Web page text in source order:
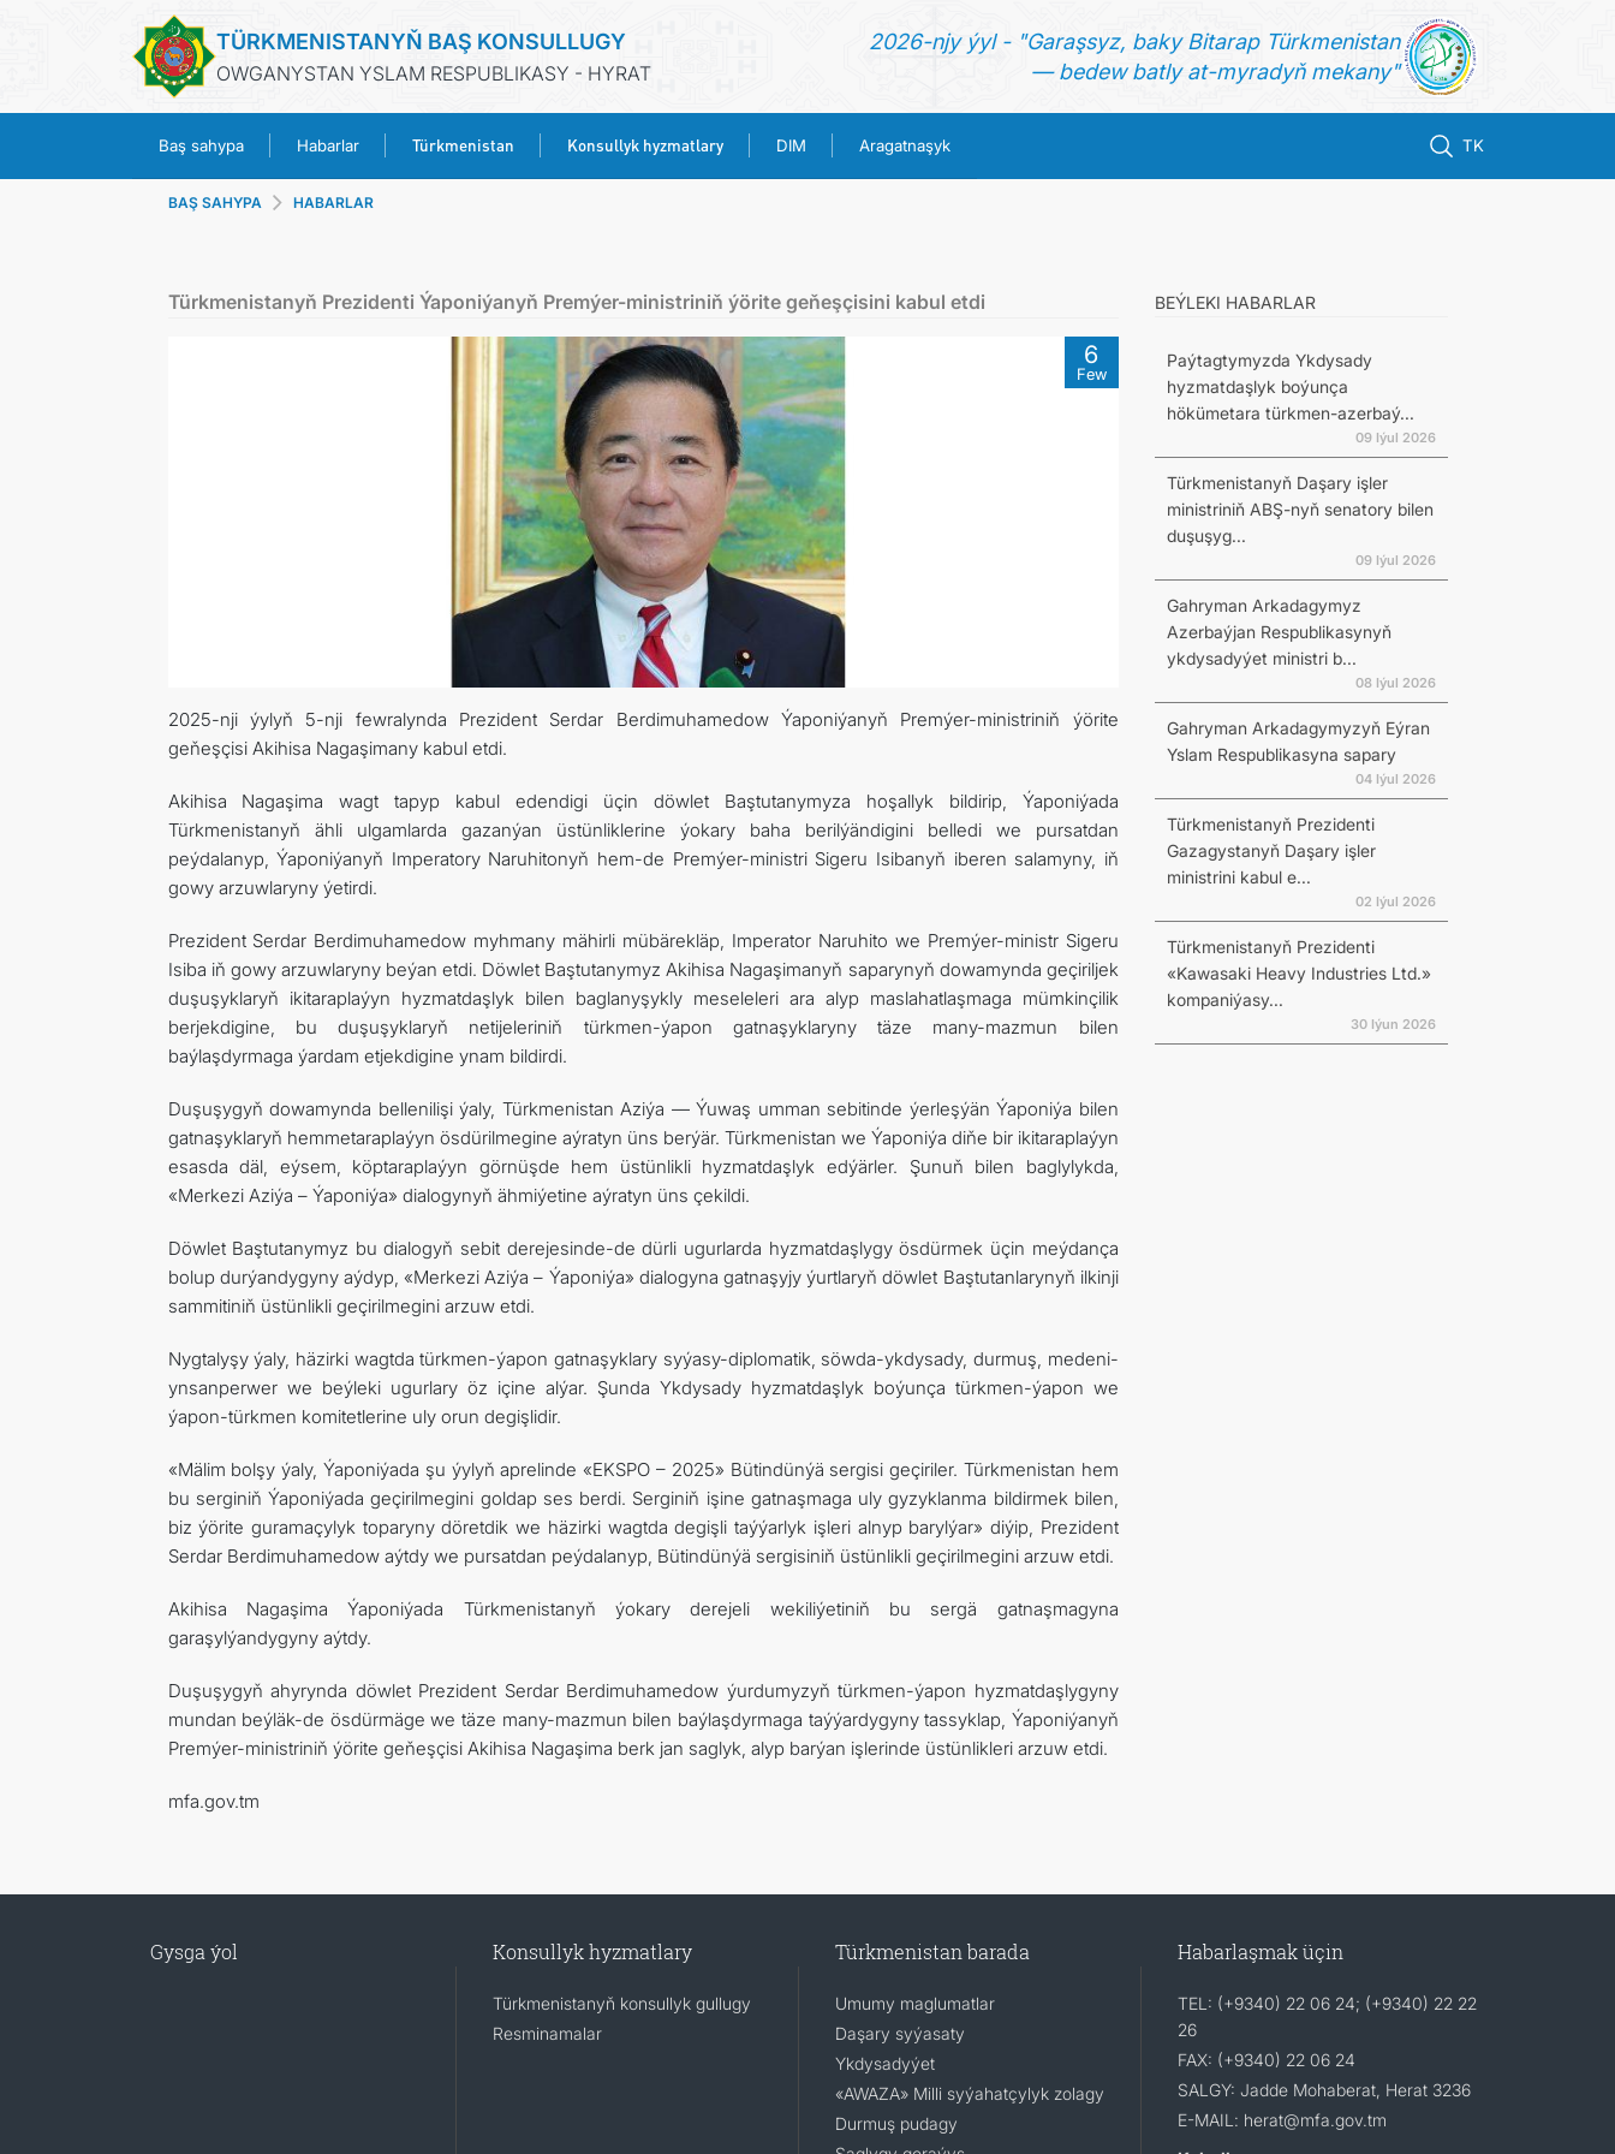
TÜRKMENISTANYŇ BAŞ KONSULLUGY
OWGANYSTAN YSLAM RESPUBLIKASY - HYRAT
2026-njy ýyl - "Garaşsyz, baky Bitarap Türkmenistan
— bedew batly at-myradyň mekany"
Baş sahypa Habarlar Türkmenistan Konsullyk hyzmatlary DIM Aragatnaşyk TK
TÜRKMENISTAN
KONSULLYK HYZMATLARY
DIM
ARAGATNAŞYK
BAŞ SAHYPA HABARLAR
Türkmenistanyň Prezidenti Ýaponiýanyň Premýer-ministriniň ýörite geňeşçisini kabul etdi
6
Few
2025-nji ýylyň 5-nji fewralynda Prezident Serdar Berdimuhamedow Ýaponiýanyň Premýer-ministriniň ýörite
geňeşçisi Akihisa Nagaşimany kabul etdi.
Akihisa Nagaşima wagt tapyp kabul edendigi üçin döwlet Baştutanymyza hoşallyk bildirip, Ýaponiýada
Türkmenistanyň ähli ulgamlarda gazanýan üstünliklerine ýokary baha berilýändigini belledi we pursatdan
peýdalanyp, Ýaponiýanyň Imperatory Naruhitonyň hem-de Premýer-ministri Sigeru Isibanyň iberen salamyny, iň
gowy arzuwlaryny ýetirdi.
Prezident Serdar Berdimuhamedow myhmany mähirli mübärekläp, Imperator Naruhito we Premýer-ministr Sigeru
Isiba iň gowy arzuwlaryny beýan etdi. Döwlet Baştutanymyz Akihisa Nagaşimanyň saparynyň dowamynda geçiriljek
duşuşyklaryň ikitaraplaýyn hyzmatdaşlyk bilen baglanyşykly meseleleri ara alyp maslahatlaşmaga mümkinçilik
berjekdigine, bu duşuşyklaryň netijeleriniň türkmen-ýapon gatnaşyklaryny täze many-mazmun bilen
baýlaşdyrmaga ýardam etjekdigine ynam bildirdi.
Duşuşygyň dowamynda bellenilişi ýaly, Türkmenistan Aziýa — Ýuwaş umman sebitinde ýerleşýän Ýaponiýa bilen
gatnaşyklaryň hemmetaraplaýyn ösdürilmegine aýratyn üns berýär. Türkmenistan we Ýaponiýa diňe bir ikitaraplaýyn
esasda däl, eýsem, köptaraplaýyn görnüşde hem üstünlikli hyzmatdaşlyk edýärler. Şunuň bilen baglylykda,
«Merkezi Aziýa – Ýaponiýa» dialogynyň ähmiýetine aýratyn üns çekildi.
Döwlet Baştutanymyz bu dialogyň sebit derejesinde-de dürli ugurlarda hyzmatdaşlygy ösdürmek üçin meýdança
bolup durýandygyny aýdyp, «Merkezi Aziýa – Ýaponiýa» dialogyna gatnaşyjy ýurtlaryň döwlet Baştutanlarynyň ilkinji
sammitiniň üstünlikli geçirilmegini arzuw etdi.
Nygtalyşy ýaly, häzirki wagtda türkmen-ýapon gatnaşyklary syýasy-diplomatik, söwda-ykdysady, durmuş, medeni-
ynsanperwer we beýleki ugurlary öz içine alýar. Şunda Ykdysady hyzmatdaşlyk boýunça türkmen-ýapon we
ýapon-türkmen komitetlerine uly orun degişlidir.
«Mälim bolşy ýaly, Ýaponiýada şu ýylyň aprelinde «EKSPO – 2025» Bütindünýä sergisi geçiriler. Türkmenistan hem
bu serginiň Ýaponiýada geçirilmegini goldap ses berdi. Serginiň işine gatnaşmaga uly gyzyklanma bildirmek bilen,
biz ýörite guramaçylyk toparyny döretdik we häzirki wagtda degişli taýýarlyk işleri alnyp barylýar» diýip, Prezident
Serdar Berdimuhamedow aýtdy we pursatdan peýdalanyp, Bütindünýä sergisiniň üstünlikli geçirilmegini arzuw etdi.
Akihisa Nagaşima Ýaponiýada Türkmenistanyň ýokary derejeli wekiliýetiniň bu sergä gatnaşmagyna
garaşylýandygyny aýtdy.
Duşuşygyň ahyrynda döwlet Prezident Serdar Berdimuhamedow ýurdumyzyň türkmen-ýapon hyzmatdaşlygyny
mundan beýläk-de ösdürmäge we täze many-mazmun bilen baýlaşdyrmaga taýýardygyny tassyklap, Ýaponiýanyň
Premýer-ministriniň ýörite geňeşçisi Akihisa Nagaşima berk jan saglyk, alyp barýan işlerinde üstünlikleri arzuw etdi.
mfa.gov.tm
BEÝLEKI HABARLAR
Paýtagtymyzda Ykdysady
hyzmatdaşlyk boýunça
hökümetara türkmen-azerbaý...
09 Iýul 2026
Türkmenistanyň Daşary işler
ministriniň ABŞ-nyň senatory bilen
duşuşyg...
09 Iýul 2026
Gahryman Arkadagymyz
Azerbaýjan Respublikasynyň
ykdysadyýet ministri b...
08 Iýul 2026
Gahryman Arkadagymyzyň Eýran
Yslam Respublikasyna sapary
04 Iýul 2026
Türkmenistanyň Prezidenti
Gazagystanyň Daşary işler
ministrini kabul e...
02 Iýul 2026
Türkmenistanyň Prezidenti
«Kawasaki Heavy Industries Ltd.»
kompaniýasy...
30 Iýun 2026
Gysga ýol Konsullyk hyzmatlary
Türkmenistanyň konsullyk gullugy
Resminamalar
Türkmenistan barada
Umumy maglumatlar
Daşary syýasaty
Ykdysadyýet
«AWAZA» Milli syýahatçylyk zolagy
Durmuş pudagy
Habarlaşmak üçin
TEL: (+9340) 22 06 24; (+9340) 22 22
26
FAX: (+9340) 22 06 24
SALGY: Jadde Mohaberat, Herat 3236
E-MAIL: herat@mfa.gov.tm